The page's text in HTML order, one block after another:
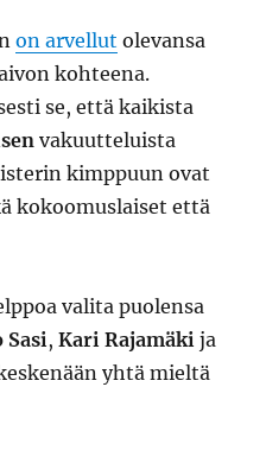
on arvellut olevansa
kohteena.
se, että kaikista
vakuutteluista
kimppuun ovat
kokoomuslaiset että
valita puolensa
Sasi,Kari Rajamäki ja
yhtä mieltä